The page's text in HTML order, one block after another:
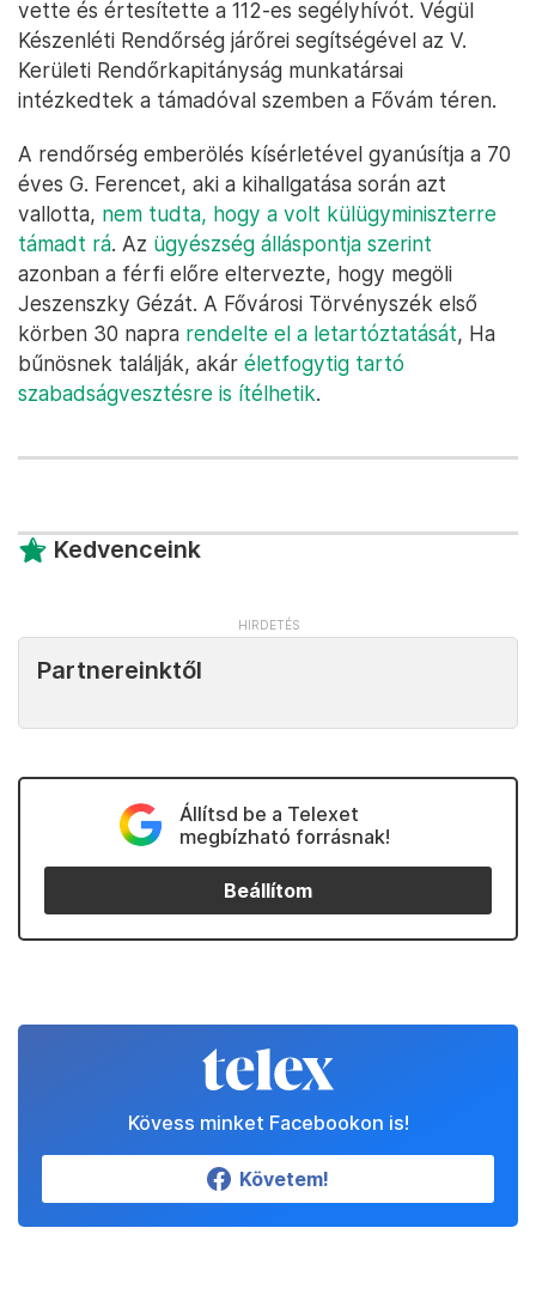
vette és értesítette a 112-es segélyhívót. Végül
Készenléti Rendőrség járőrei segítségével az V.
Kerületi Rendőrkapitányság munkatársai
intézkedtek a támadóval szemben a Fővám téren.
A rendőrség emberölés kísérletével gyanúsítja a 70
éves G. Ferencet, aki a kihallgatása során azt
vallotta, nem tudta, hogy a volt külügyminiszterre
támadt rá. Az ügyészség álláspontja szerint
azonban a férfi előre eltervezte, hogy megöli
Jeszenszky Gézát. A Fővárosi Törvényszék első
körben 30 napra rendelte el a letartóztatását, Ha
bűnösnek találják, akár életfogytig tartó
szabadságvesztésre is ítélhetik.
Kedvenceink
Partnereinktől
Állítsd be a Telexet
megbízható forrásnak!
Beállítom
Kövess minket Facebookon is!
Követem!